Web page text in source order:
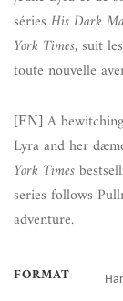
séries His Dark
York Times, suit
toute nouvelle
[EN] A
Lyra and her
York Times
series follows
adventure.
FORMAT